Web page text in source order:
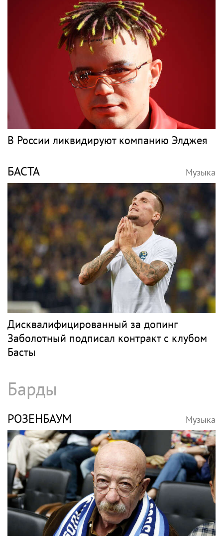
КОРОЛЁВА
Холодный приём и закрытые эфиры:
почему Наташа Королёва столкнулась с
давлением Аллы Пугачёвой на заре
карьеры
Рэп
ЭЛДЖЕЙ Музыка
В России ликвидируют компанию Элджея
БАСТА Музыка